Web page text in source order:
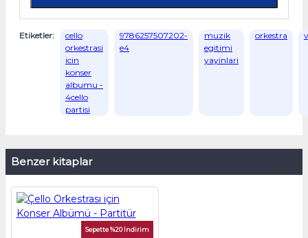
Etiketler:
cello
orkestrasi
icin
konser
albumu -
4cello
partisi
9786257507202-
e4
muzik
egitimi
yayinlari
orkestra
Benzer kitaplar
Sepette %20 İndirim